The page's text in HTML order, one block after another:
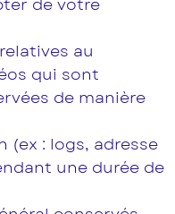
au
qui sont
de manière
(ex : logs, adresse
une durée de